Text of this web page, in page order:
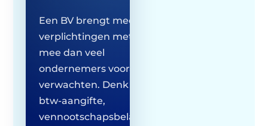
Een BV brengt meer
verplichtingen met zich
mee dan veel
ondernemers vooraf
verwachten. Denk aan
btw-aangifte,
vennootschapsbelasting,